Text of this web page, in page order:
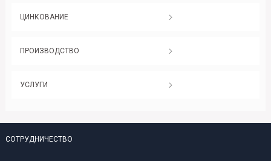
ЦИНКОВАНИЕ
ПРОИЗВОДСТВО
УСЛУГИ
СОТРУДНИЧЕСТВО